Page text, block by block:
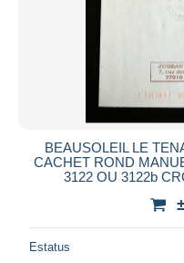
BEAUSOLEIL LE
CACHET ROND
3122 OU 3122b
Estatus